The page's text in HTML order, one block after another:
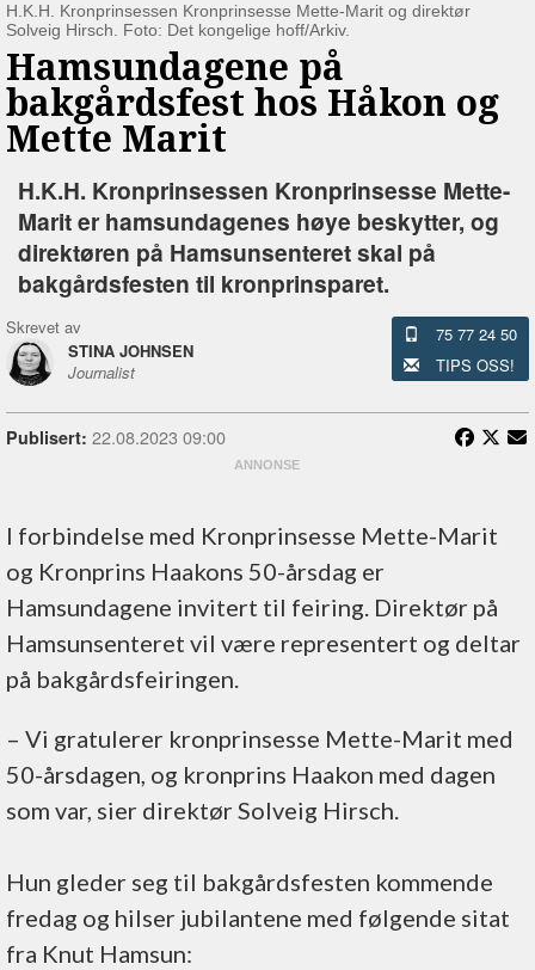
H.K.H. Kronprinsessen Kronprinsesse Mette-Marit og direktør
Solveig Hirsch. Foto: Det kongelige hoff/Arkiv.
Hamsundagene på
bakgårdsfest hos Håkon og
Mette Marit
H.K.H. Kronprinsessen Kronprinsesse Mette-
Marit er hamsundagenes høye beskytter, og
direktøren på Hamsunsenteret skal på
bakgårdsfesten til kronprinsparet.
Skrevet av
STINA JOHNSEN
Journalist
75 77 24 50
TIPS OSS!
Publisert: 22.08.2023 09:00
I forbindelse med Kronprinsesse Mette-Marit
og Kronprins Haakons 50-årsdag er
Hamsundagene invitert til feiring. Direktør på
Hamsunsenteret vil være representert og deltar
på bakgårdsfeiringen.
– Vi gratulerer kronprinsesse Mette-Marit med
50-årsdagen, og kronprins Haakon med dagen
som var, sier direktør Solveig Hirsch.
Hun gleder seg til bakgårdsfesten kommende
fredag og hilser jubilantene med følgende sitat
fra Knut Hamsun: